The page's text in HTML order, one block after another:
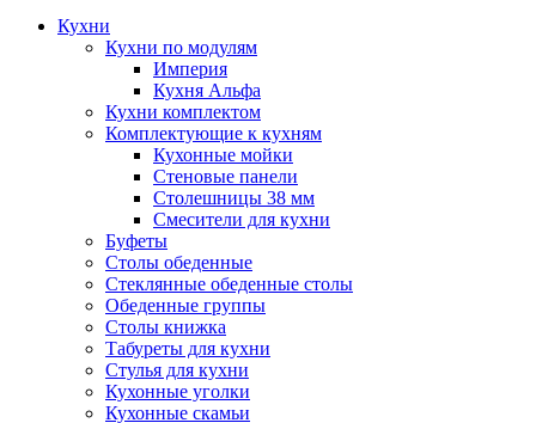
Кухни
Кухни по модулям
Империя
Кухня Альфа
Кухни комплектом
Комплектующие к кухням
Кухонные мойки
Стеновые панели
Столешницы 38 мм
Смесители для кухни
Буфеты
Столы обеденные
Стеклянные обеденные столы
Обеденные группы
Столы книжка
Табуреты для кухни
Стулья для кухни
Кухонные уголки
Кухонные скамьи